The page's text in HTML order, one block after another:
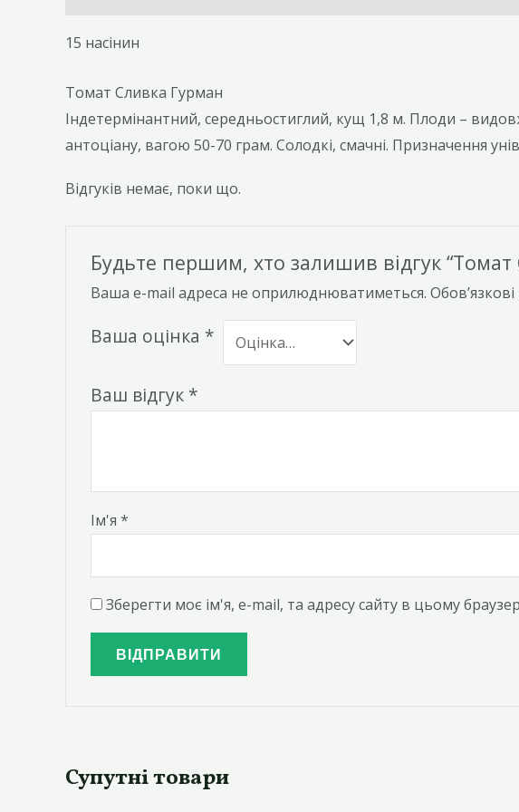
15 насінин
Томат Сливка Гурман
Індетермінантний, середньостиглий, кущ 1,8 м. Плоди –
антоціану, вагою 50-70 грам. Солодкі, смачні. Призначення
Відгуків немає, поки що.
Будьте першим, хто залишив відгук “Томат
Ваша e-mail адреса не оприлюднюватиметься.
Ваша оцінка *
Ваш відгук *
Ім'я *
Зберегти моє ім'я, e-mail, та адресу сайту в цьому
Супутні товари